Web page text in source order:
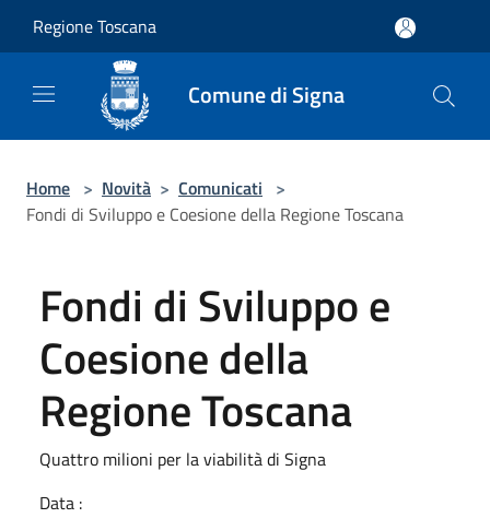
Regione Toscana
Comune di Signa
Home > Novità > Comunicati >
Fondi di Sviluppo e Coesione della Regione Toscana
Fondi di Sviluppo e
Coesione della
Regione Toscana
Quattro milioni per la viabilità di Signa
Data :